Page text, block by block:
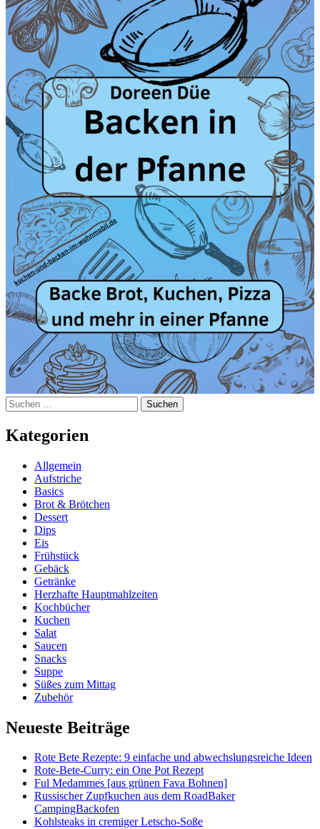
Suchen
nach:
Kategorien
Allgemein
Aufstriche
Basics
Brot & Brötchen
Dessert
Dips
Eis
Frühstück
Gebäck
Getränke
Herzhafte Hauptmahlzeiten
Kochbücher
Kuchen
Salat
Saucen
Snacks
Suppe
Süßes zum Mittag
Zubehör
Neueste Beiträge
Rote Bete Rezepte: 9 einfache und abwechslungsreiche Ideen
Rote-Bete-Curry: ein One Pot Rezept
Ful Medammes [aus grünen Fava Bohnen]
Russischer Zupfkuchen aus dem RoadBaker
CampingBackofen
Kohlsteaks in cremiger Letscho-Soße